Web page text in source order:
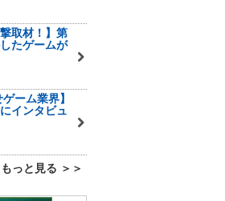
取材！】第
たゲームが
ーム業界】
インタビュ
もっと見る ＞＞